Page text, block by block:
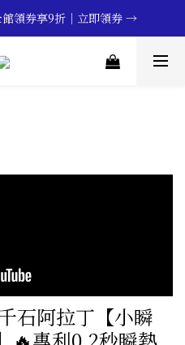
領券享9折｜立即領券 →
領券享9折｜立即領券 →
2件享9折｜立即領券 →
石阿拉丁【小瞬